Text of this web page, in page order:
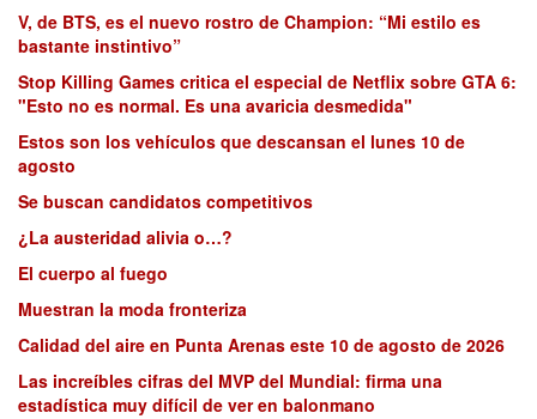
V, de BTS, es el nuevo rostro de Champion: “Mi estilo es
bastante instintivo”
Stop Killing Games critica el especial de Netflix sobre GTA 6:
"Esto no es normal. Es una avaricia desmedida"
Estos son los vehículos que descansan el lunes 10 de
agosto
Se buscan candidatos competitivos
¿La austeridad alivia o…?
El cuerpo al fuego
Muestran la moda fronteriza
Calidad del aire en Punta Arenas este 10 de agosto de 2026
Las increíbles cifras del MVP del Mundial: firma una
estadística muy difícil de ver en balonmano